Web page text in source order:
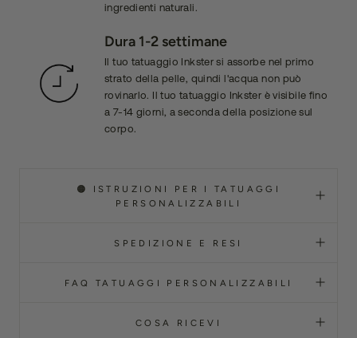
ingredienti naturali.
Dura 1-2 settimane
Il tuo tatuaggio Inkster si assorbe nel primo
strato della pelle, quindi l'acqua non può
rovinarlo. Il tuo tatuaggio Inkster è visibile fino
a 7-14 giorni, a seconda della posizione sul
corpo.
🟠 ISTRUZIONI PER I TATUAGGI
PERSONALIZZABILI
SPEDIZIONE E RESI
FAQ TATUAGGI PERSONALIZZABILI
COSA RICEVI